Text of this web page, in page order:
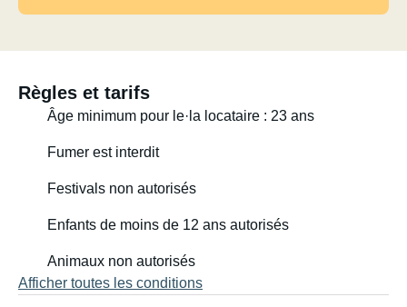
Règles et tarifs
Âge minimum pour le·la locataire : 23 ans
Fumer est interdit
Festivals non autorisés
Enfants de moins de 12 ans autorisés
Animaux non autorisés
Afficher toutes les conditions